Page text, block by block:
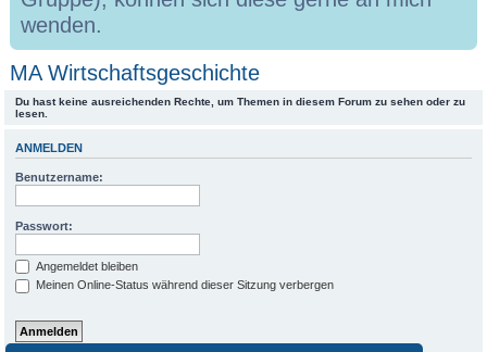
wenden.
MA Wirtschaftsgeschichte
Du hast keine ausreichenden Rechte, um Themen in diesem Forum zu sehen oder zu
lesen.
ANMELDEN
Benutzername:
Passwort:
Angemeldet bleiben
Meinen Online-Status während dieser Sitzung verbergen